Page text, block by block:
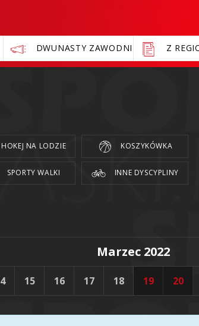
DWUNASTY ZAWODNIK Z
HOKEJ NA LODZIE KOSZYKÓWKA
SPORTY WALKI INNE DYSCYPLINY
Marzec 2022
15 16 17 18 19 20